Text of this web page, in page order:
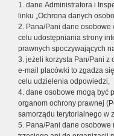
1. dane Administratora i
linku „Ochrona danych
2. Pana/Pani dane osobowe
celu udostępniania strony
prawnych spoczywających
3. jeżeli korzysta Pan/Pani z
e-mail placówki to zgadza
celu udzielenia odpowiedzi,
4. dane osobowe mogą być
organom ochrony prawnej
samorządu terytorialnego w
5. Pana/Pani dane